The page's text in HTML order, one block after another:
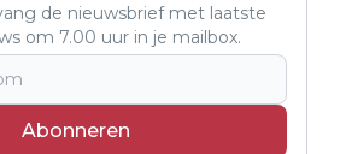
de nieuwsbrief met laatste
om 7.00 uur in je mailbox.
Abonneren